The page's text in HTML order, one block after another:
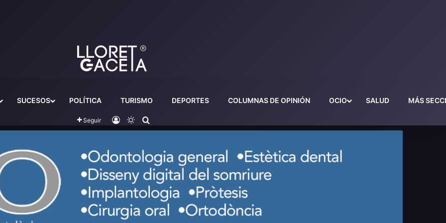
SUCESOS POLÍTICA TURISMO DEPORTES COLUMNAS DE OPINIÓN OCIO SALUD MÁS
Seguir Iniciar sesión
Switch skin